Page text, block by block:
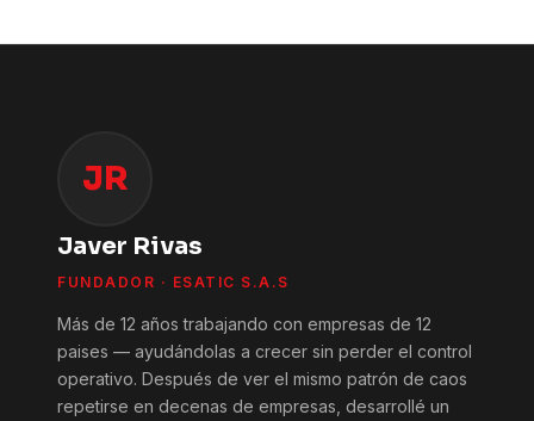
JR
Javer Rivas
FUNDADOR · ESATIC S.A.S
Más de 12 años trabajando con empresas de 12
paises — ayudándolas a crecer sin perder el control
operativo. Después de ver el mismo patrón de caos
repetirse en decenas de empresas, desarrollé un